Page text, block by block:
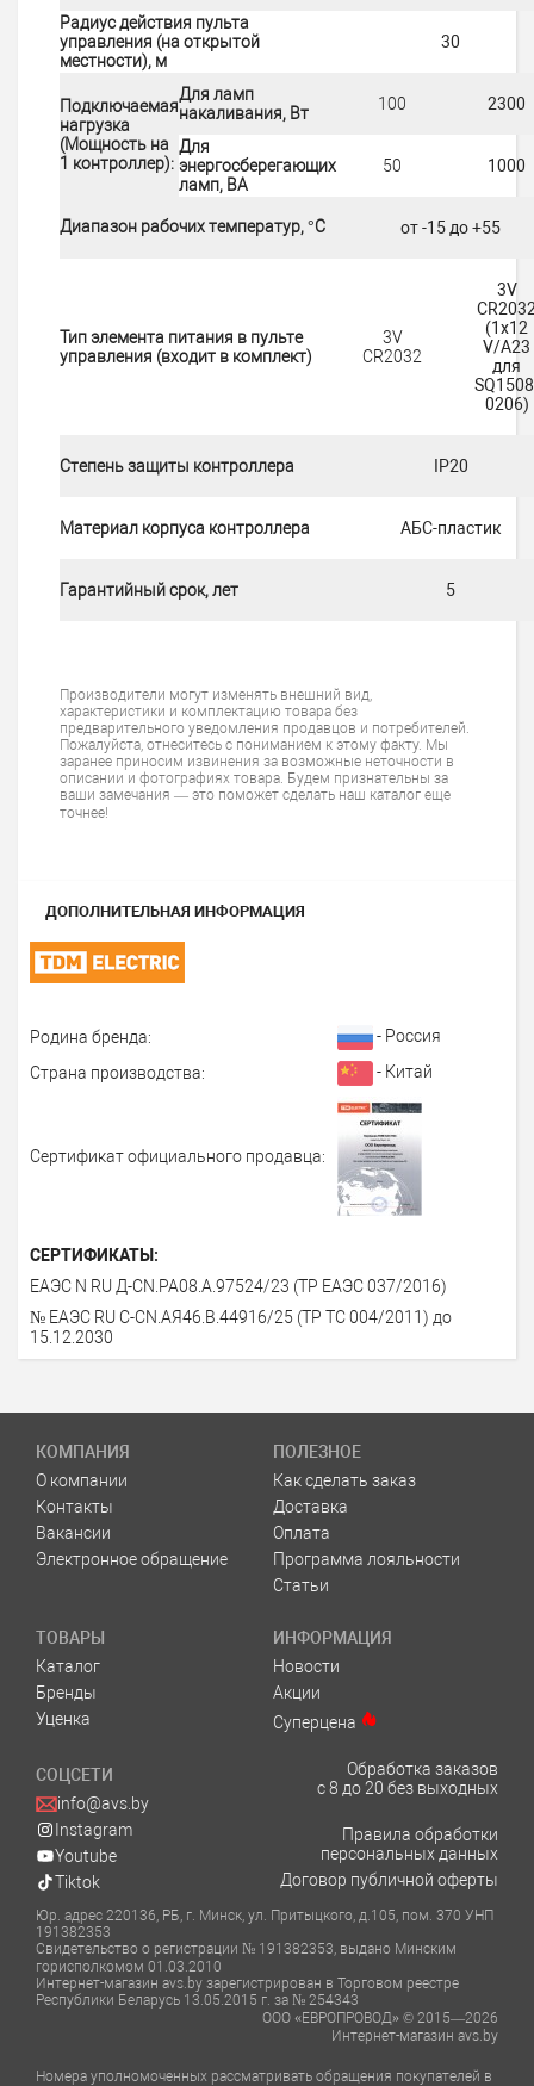
Радиус действия пульта
управления (на открытой
местности), м
30
Подключаемая
нагрузка
(Мощность на
1 контроллер):
Для ламп
накаливания, Вт
100 2300
Для
энергосберегающих
ламп, ВА
50 1000
Диапазон рабочих температур, °С от -15 до +55
Тип элемента питания в пульте
управления (входит в комплект)
3V
CR2032
3V
(1x12
V/A23
для
0206)
Степень защиты контроллера IР20
Материал корпуса контроллера АБС-пластик
Гарантийный срок, лет 5
Производители могут изменять внешний вид,
характеристики и комплектацию товара без
предварительного уведомления продавцов и потребителей.
Пожалуйста, отнеситесь с пониманием к этому факту. Мы
заранее приносим извинения за возможные неточности в
описании и фотографиях товара. Будем признательны за
ваши замечания — это поможет сделать наш каталог еще
точнее!
ДОПОЛНИТЕЛЬНАЯ ИНФОРМАЦИЯ
Родина бренда:
- Россия
Страна производства:
- Китай
Сертификат официального продавца:
СЕРТИФИКАТЫ:
ЕАЭС N RU Д-CN.РА08.А.97524/23 (ТР ЕАЭС 037/2016)
№ ЕАЭС RU C-CN.АЯ46.В.44916/25 (ТР ТС 004/2011) до
15.12.2030
КОМПАНИЯ
О компании
Контакты
Вакансии
Электронное обращение
ПОЛЕЗНОЕ
Как сделать заказ
Доставка
Оплата
Программа лояльности
Статьи
ТОВАРЫ
Каталог
Бренды
Уценка
ИНФОРМАЦИЯ
Новости
Акции
Суперцена
СОЦСЕТИ
info@avs.by
Instagram
Youtube
Tiktok
Обработка заказов
с 8 до 20 без выходных
Правила обработки
персональных данных
Договор публичной оферты
Юр. адрес 220136, РБ, г. Минск, ул. Притыцкого, д.105, пом. 370 УНП
191382353
Свидетельство о регистрации № 191382353, выдано Минским
горисполкомом 01.03.2010
Интернет-магазин avs.by зарегистрирован в Торговом реестре
Республики Беларусь 13.05.2015 г. за № 254343
ООО «ЕВРОПРОВОД» © 2015—2026
Интернет-магазин avs.by
Номера уполномоченных рассматривать обращения покупателей в